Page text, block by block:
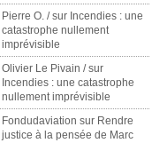
Pierre O. /sur Incendies : une
catastrophe nullement
imprévisible
Olivier Le Pivain /sur
Incendies : une catastrophe
nullement imprévisible
Fondudaviation sur Rendre
justice à la pensée de Marc